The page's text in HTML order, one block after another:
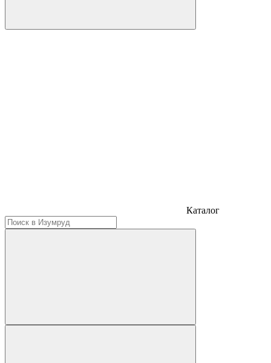
Каталог